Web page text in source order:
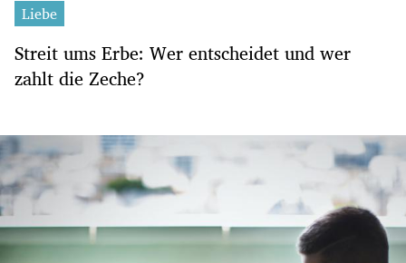
Liebe
Streit ums Erbe: Wer entscheidet und wer
zahlt die Zeche?